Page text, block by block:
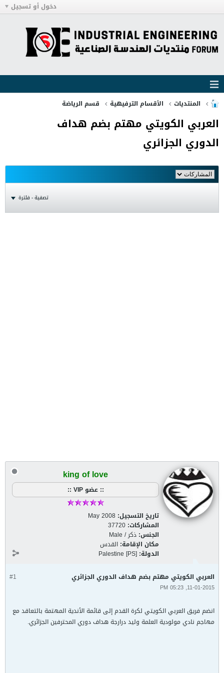
دخول أو تسجيل
المنتديات الأقسام الترفيهية قسم الرياضة
العربي الكويتي مهتم بضم هداف
الدوري الجزائري
تصفية - فلترة
king of love
:: عضو VIP ::
تاريخ التسجيل: May 2008
المشاركات: 37720
الجنس: ذكر / Male
مكان الإقامة: القدس
الدولة: Palestine [PS]
#1 العربي الكويتي مهتم بضم هداف الدوري الجزائري
11-01-2015, 05:23 PM
انضم فريق العربي الكويتي لكرة القدم إلى قائمة الأندية المهتمة بالتعاقد مع
مهاجم نادي مولودية العلمة وليد درارجة هداف دوري المحترفين الجزائري.